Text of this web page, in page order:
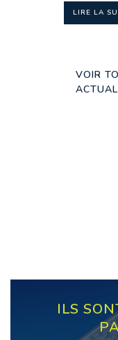
LIRE LA
VOIR
ILS